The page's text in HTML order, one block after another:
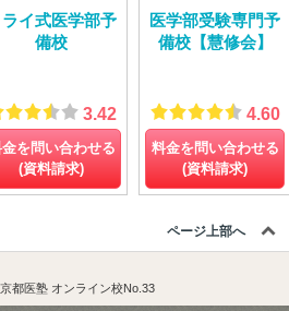
ライ式医学部予
備校
3.42
を問い合わせる
(資料請求)
医学部受験専門予
備校【慧修会】
4.60
料金を問い合わせる
(資料請求)
ページ上部へ
都医塾 オンライン校No.33